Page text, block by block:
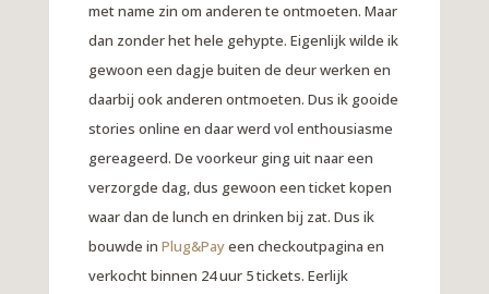
met name zin om anderen te ontmoeten. Maar
dan zonder het hele gehypte. Eigenlijk wilde ik
gewoon een dagje buiten de deur werken en
daarbij ook anderen ontmoeten. Dus ik gooide
stories online en daar werd vol enthousiasme
gereageerd. De voorkeur ging uit naar een
verzorgde dag, dus gewoon een ticket kopen
waar dan de lunch en drinken bij zat. Dus ik
bouwde in Plug&Payeen checkoutpagina en
verkocht binnen 24 uur 5 tickets. Eerlijk